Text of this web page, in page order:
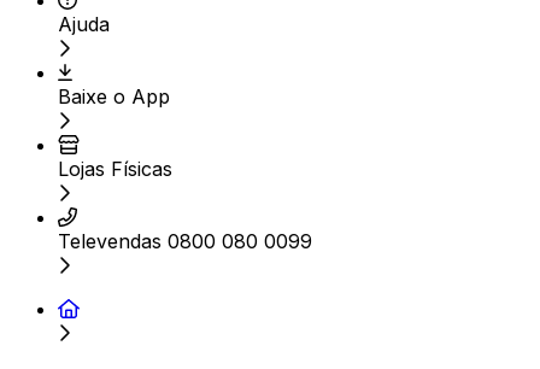
Ajuda
Baixe o App
Lojas Físicas
Televendas 0800 080 0099